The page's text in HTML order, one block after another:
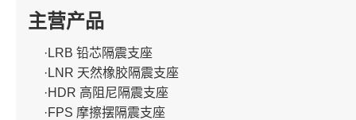
主营产品
·LRB 铅芯隔震支座
·LNR 天然橡胶隔震支座
·HDR 高阻尼隔震支座
·FPS 摩擦摆隔震支座